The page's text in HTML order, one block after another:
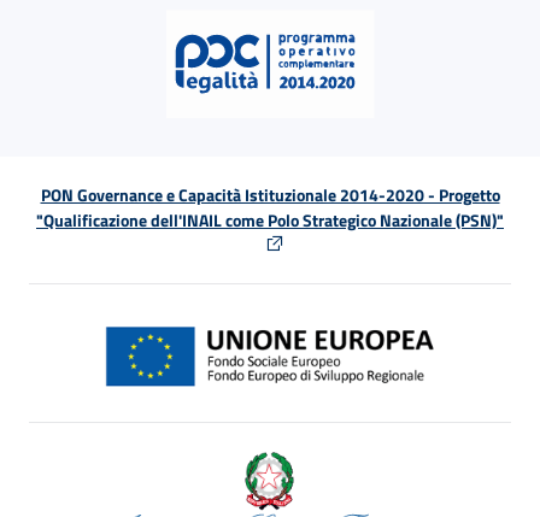
PON Governance e Capacità Istituzionale 2014-2020 - Progetto
"Qualificazione dell'INAIL come Polo Strategico Nazionale (PSN)"